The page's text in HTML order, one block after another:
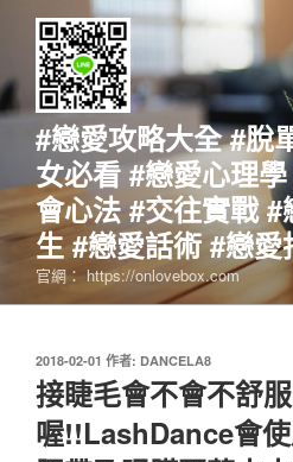
要
#戀愛攻略大全 #脫
女必看 #戀愛心理
會心法 #交往實戰
生 #戀愛話術 #戀愛
官網： https://onlovebox.com
發
佈
於
2018-02-01 作者: DANCELA8
接睫毛會不會不舒
喔!!LashDance會